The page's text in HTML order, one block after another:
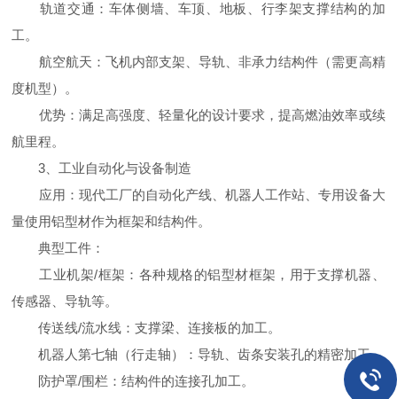
轨道交通：车体侧墙、车顶、地板、行李架支撑结构的加
工。
航空航天：飞机内部支架、导轨、非承力结构件（需更高精
度机型）。
优势：满足高强度、轻量化的设计要求，提高燃油效率或续
航里程。
3、工业自动化与设备制造
应用：现代工厂的自动化产线、机器人工作站、专用设备大
量使用铝型材作为框架和结构件。
典型工件：
工业机架/框架：各种规格的铝型材框架，用于支撑机器、
传感器、导轨等。
传送线/流水线：支撑梁、连接板的加工。
机器人第七轴（行走轴）：导轨、齿条安装孔的精密加工。
防护罩/围栏：结构件的连接孔加工。